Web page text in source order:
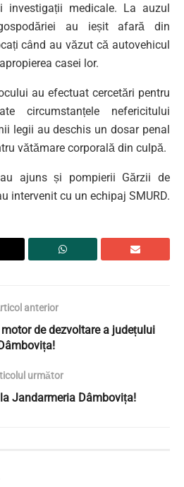
medicale. La auzul
au ieșit afară din
când au văzut că autovehicul
casei lor.
au efectuat cercetări pentru
circumstanțele nefericitului
legii au deschis un dosar penal
vătămare corporală din culpă.
ajuns și pompierii Gărzii de
intervenit cu un echipaj SMURD.
anterior
de dezvoltare a județului
următor
Jandarmeria Dâmbovița!